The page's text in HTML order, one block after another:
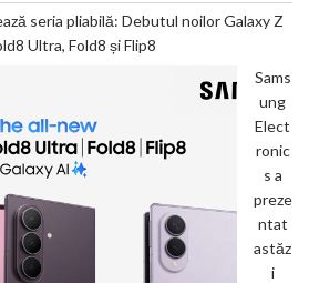
seria pliabilă: Debutul noilor Galaxy Z
Ultra, Fold8 și Flip8
Sams
ung
Elect
ronic
s a
preze
ntat
astăz
i